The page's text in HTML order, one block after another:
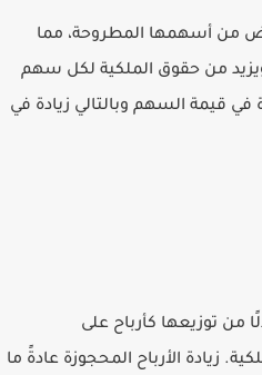
من أسهمها المطروحة، مما
من حقوق الملكية لكل سهم
في قيمة السهم وبالتالي زيادة في
من توزيعها كأرباح على
زيادة الأرباح المحجوزة عادةً ما